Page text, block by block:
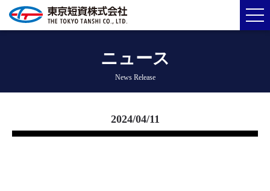
ニュース
News Release
2024/04/11